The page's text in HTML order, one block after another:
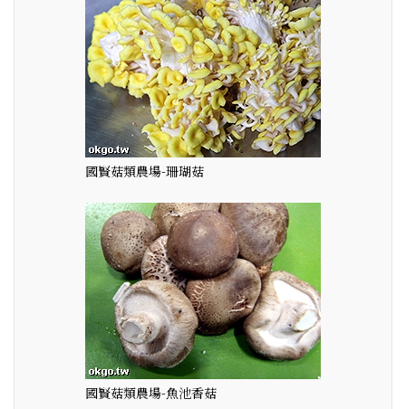
國賢菇類農場-珊瑚菇
國賢菇類農場-魚池香菇